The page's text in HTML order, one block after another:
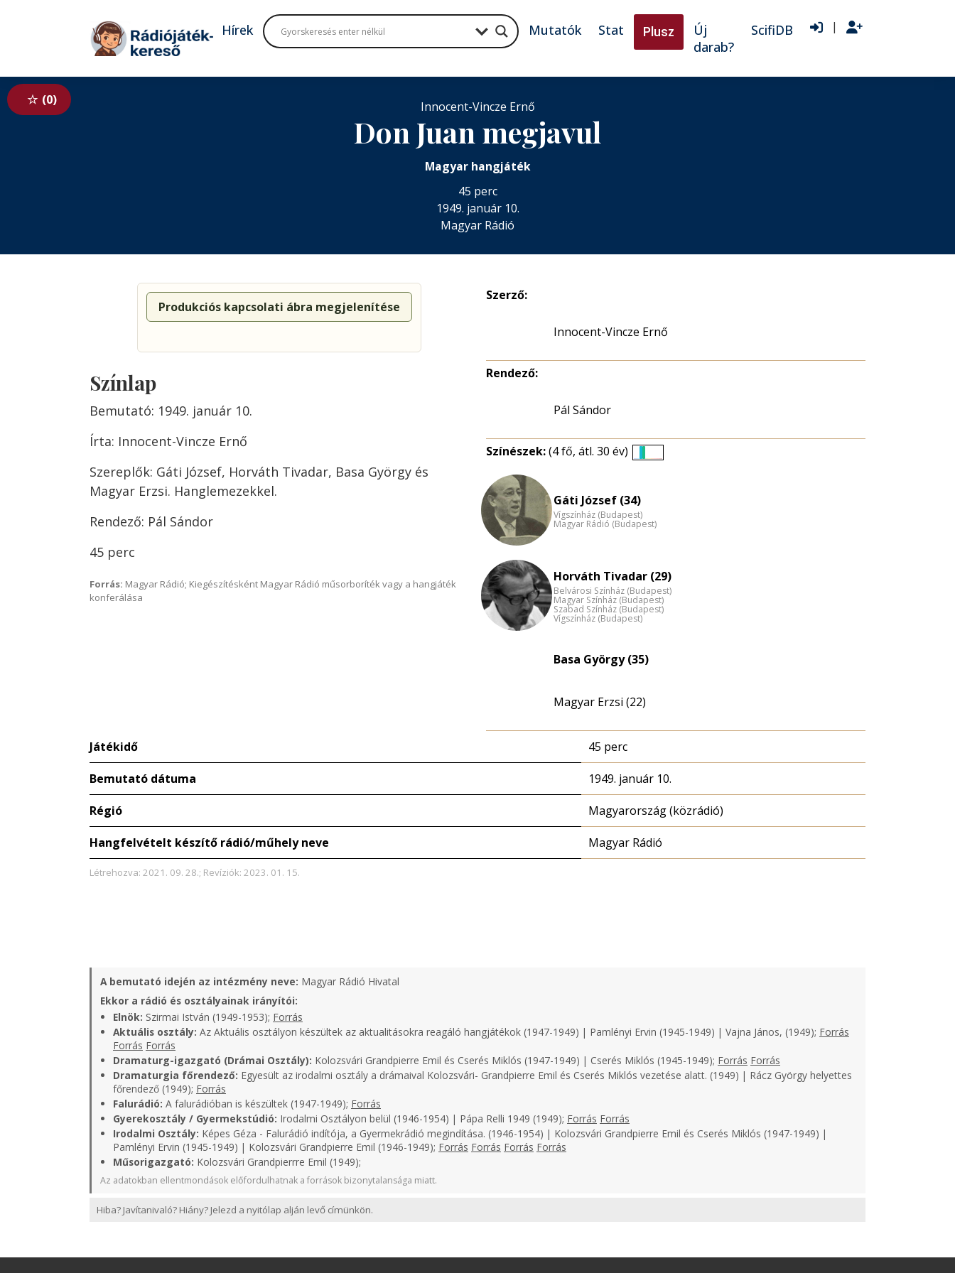
Tovább a tartalomhoz
Hírek Mutatók Stat Plusz
Új
darab?
ScifiDB |
0 Innocent-Vincze Ernő
Don Juan megjavul
Magyar hangjáték
45 perc
1949. január 10.
Magyar Rádió
Produkciós kapcsolati ábra megjelenítése
Színlap
Bemutató: 1949. január 10.
Írta: Innocent-Vincze Ernő
Szereplők: Gáti József, Horváth Tivadar, Basa György és
Magyar Erzsi. Hanglemezekkel.
Rendező: Pál Sándor
45 perc
Forrás: Magyar Rádió; Kiegészítésként Magyar Rádió műsorboríték vagy a hangjáték
konferálása
Szerző:
Innocent-Vincze Ernő
Rendező:
Pál Sándor
Színészek:(4 fő, átl. 30 év)
Gáti József (34)
Vígszínház (Budapest)
Magyar Rádió (Budapest)
Horváth Tivadar (29)
Belvárosi Színház (Budapest)
Magyar Színház (Budapest)
Szabad Színház (Budapest)
Vígszínház (Budapest)
Basa György (35)
Magyar Erzsi (22)
Játékidő 45 perc
Bemutató dátuma 1949. január 10.
Régió Magyarország (közrádió)
Hangfelvételt készítő rádió/műhely neve Magyar Rádió
Létrehozva: 2021. 09. 28.; Revíziók: 2023. 01. 15.
A bemutató idején az intézmény neve: Magyar Rádió Hivatal
Ekkor a rádió és osztályainak irányítói:
Elnök: Szirmai István (1949-1953); Forrás
Aktuális osztály: Az Aktuális osztályon készültek az aktualitásokra reagáló hangjátékok (1947-1949) | Pamlényi Ervin (1945-1949) | Vajna János, (1949); Forrás
Forrás Forrás
Dramaturg-igazgató (Drámai Osztály): Kolozsvári Grandpierre Emil és Cserés Miklós (1947-1949) | Cserés Miklós (1945-1949); Forrás Forrás
Dramaturgia főrendező: Egyesült az irodalmi osztály a drámaival Kolozsvári- Grandpierre Emil és Cserés Miklós vezetése alatt. (1949) | Rácz György helyettes
főrendező (1949); Forrás
Falurádió: A falurádióban is készültek (1947-1949); Forrás
Gyerekosztály / Gyermekstúdió: Irodalmi Osztályon belül (1946-1954) | Pápa Relli 1949 (1949); Forrás Forrás
Irodalmi Osztály: Képes Géza - Falurádió indítója, a Gyermekrádió megindítása. (1946-1954) | Kolozsvári Grandpierre Emil és Cserés Miklós (1947-1949) |
Pamlényi Ervin (1945-1949) | Kolozsvári Grandpierre Emil (1946-1949); Forrás Forrás Forrás Forrás
Műsorigazgató: Kolozsvári Grandpierrre Emil (1949);
Az adatokban ellentmondások előfordulhatnak a források bizonytalansága miatt.
Hiba? Javítanivaló? Hiány? Jelezd a nyitólap alján levő címünkön.